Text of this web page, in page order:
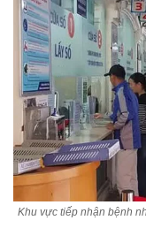
Khu vực tiếp nhận bệnh